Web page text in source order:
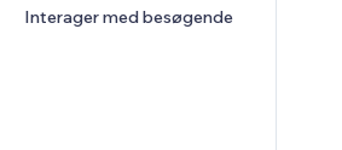
Interager med besøgende